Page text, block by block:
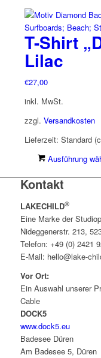
T-Shirt
Lilac
€27,00
inkl. MwSt.
zzgl. Versandkosten
Lieferzeit: Standard
Ausführung
Kontakt
LAKECHILD®
Eine Marke der
Nideggenerstr. 213,
Telefon: +49 (0) 2421
E-Mail: hello@lake-
Vor Ort:
Ein Auswahl unserer
Cable
DOCK5
www.dock5.eu
Badesee Düren
Am Badesee 5, Düren